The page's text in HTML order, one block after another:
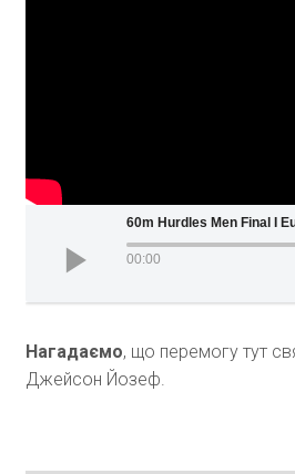
60m Hurdles Men Final I
00:00
Нагадаємо, що перемогу тут
Джейсон Йозеф.